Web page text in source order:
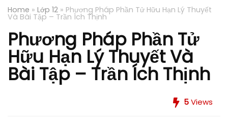
Home » Lớp 12 » Phương Pháp Phần Tử Hữu Hạn Lý Thuyết
Và Bài Tập – Trần Ích Thịnh
Phương Pháp Phần Tử
Hữu Hạn Lý Thuyết Và
Bài Tập – Trần Ích Thịnh
5Views